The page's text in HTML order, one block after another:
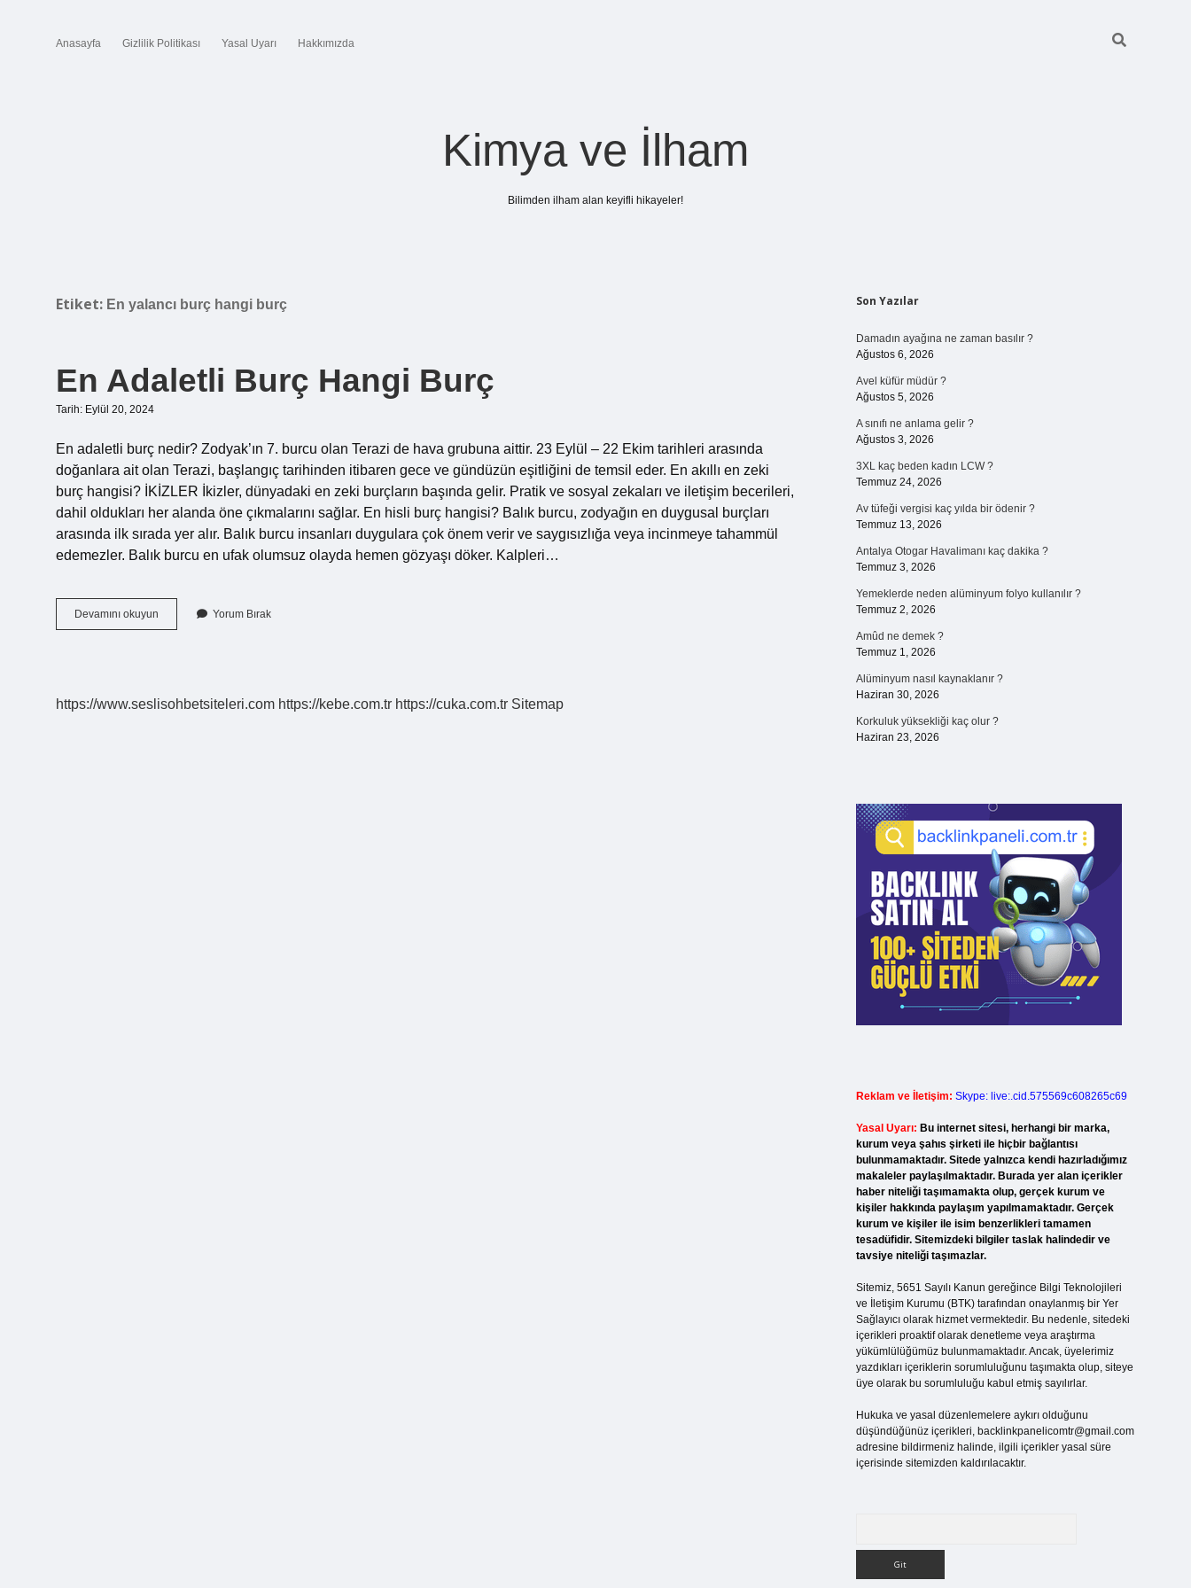
Anasayfa Gizlilik Politikası Yasal Uyarı Hakkımızda
Kimya ve İlham
Bilimden ilham alan keyifli hikayeler!
Etiket: En yalancı burç hangi burç
En Adaletli Burç Hangi Burç
Tarih: Eylül 20, 2024
En adaletli burç nedir? Zodyak’ın 7. burcu olan Terazi de hava grubuna aittir. 23 Eylül – 22 Ekim tarihleri ​​arasında
doğanlara ait olan Terazi, başlangıç ​​tarihinden itibaren gece ve gündüzün eşitliğini de temsil eder. En akıllı en zeki
burç hangisi? İKİZLER İkizler, dünyadaki en zeki burçların başında gelir. Pratik ve sosyal zekaları ve iletişim becerileri,
dahil oldukları her alanda öne çıkmalarını sağlar. En hisli burç hangisi? Balık burcu, zodyağın en duygusal burçları
arasında ilk sırada yer alır. Balık burcu insanları duygulara çok önem verir ve saygısızlığa veya incinmeye tahammül
edemezler. Balık burcu en ufak olumsuz olayda hemen gözyaşı döker. Kalpleri…
Devamını okuyun
Adaletli
Yorum Bırak
https://www.seslisohbetsiteleri.com https://kebe.com.tr https://cuka.com.tr Sitemap
Sidebar
Son Yazılar
Damadın ayağına ne zaman basılır ?
Ağustos 6, 2026
Avel küfür müdür ?
Ağustos 5, 2026
A sınıfı ne anlama gelir ?
Ağustos 3, 2026
3XL kaç beden kadın LCW ?
Temmuz 24, 2026
Av tüfeği vergisi kaç yılda bir ödenir ?
Temmuz 13, 2026
Antalya Otogar Havalimanı kaç dakika ?
Temmuz 3, 2026
Yemeklerde neden alüminyum folyo kullanılır ?
Temmuz 2, 2026
Amûd ne demek ?
Temmuz 1, 2026
Alüminyum nasıl kaynaklanır ?
Haziran 30, 2026
Korkuluk yüksekliği kaç olur ?
Haziran 23, 2026
Reklam ve İletişim: Skype: live:.cid.575569c608265c69
Yasal Uyarı: Bu internet sitesi, herhangi bir marka,
kurum veya şahıs şirketi ile hiçbir bağlantısı
bulunmamaktadır. Sitede yalnızca kendi hazırladığımız
makaleler paylaşılmaktadır. Burada yer alan içerikler
haber niteliği taşımamakta olup, gerçek kurum ve
kişiler hakkında paylaşım yapılmamaktadır. Gerçek
kurum ve kişiler ile isim benzerlikleri tamamen
tesadüfidir. Sitemizdeki bilgiler taslak halindedir ve
tavsiye niteliği taşımazlar.
Sitemiz, 5651 Sayılı Kanun gereğince Bilgi Teknolojileri
ve İletişim Kurumu (BTK) tarafından onaylanmış bir Yer
Sağlayıcı olarak hizmet vermektedir. Bu nedenle, sitedeki
içerikleri proaktif olarak denetleme veya araştırma
yükümlülüğümüz bulunmamaktadır. Ancak, üyelerimiz
yazdıkları içeriklerin sorumluluğunu taşımakta olup, siteye
üye olarak bu sorumluluğu kabul etmiş sayılırlar.
Hukuka ve yasal düzenlemelere aykırı olduğunu
düşündüğünüz içerikleri, backlinkpanelicomtr@gmail.com
adresine bildirmeniz halinde, ilgili içerikler yasal süre
içerisinde sitemizden kaldırılacaktır.